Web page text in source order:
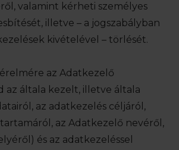
valamint kérheti személyes
illetve – a jogszabályban
kivételével – törlését.
az Adatkezelő
az általa kezelt, illetve általa
az adatkezelés céljáról,
az Adatkezelő nevéről,
és az adatkezeléssel